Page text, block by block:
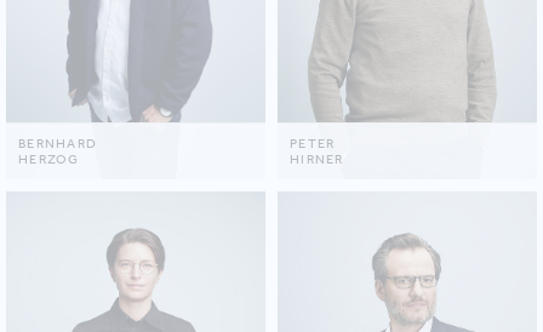
BERNHARD
HERZOG
PETER
HIRNER